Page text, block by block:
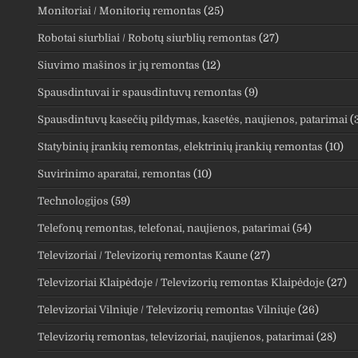
Monitoriai / Monitorių remontas (25)
Robotai siurbliai / Robotų siurblių remontas (27)
Siuvimo mašinos ir jų remontas (12)
Spausdintuvai ir spausdintuvų remontas (9)
Spausdintuvų kasečių pildymas, kasetės, naujienos, patarimai
Statybinių įrankių remontas, elektrinių įrankių remontas (10)
Suvirinimo aparatai, remontas (10)
Technologijos (59)
Telefonų remontas, telefonai, naujienos, patarimai (54)
Televizoriai / Televizorių remontas Kaune (27)
Televizoriai Klaipėdoje / Televizorių remontas Klaipėdoje (27)
Televizoriai Vilniuje / Televizorių remontas Vilniuje (26)
Televizorių remontas, televizoriai, naujienos, patarimai (28)